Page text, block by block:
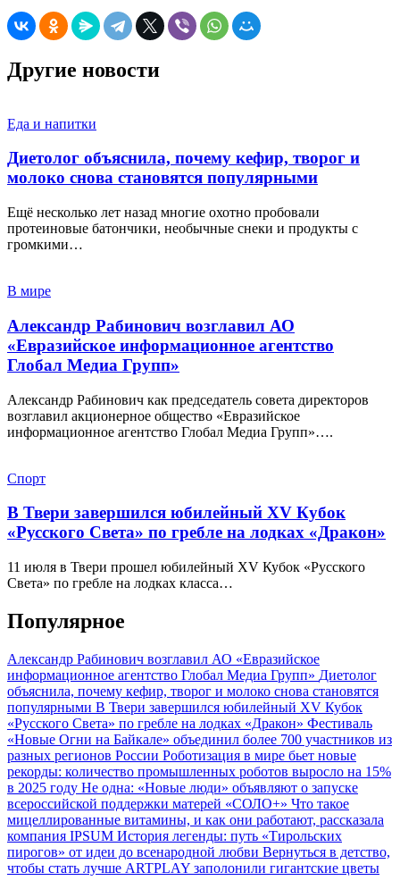
Другие новости
Еда и напитки
Диетолог объяснила, почему кефир, творог и
молоко снова становятся популярными
Ещё несколько лет назад многие охотно пробовали
протеиновые батончики, необычные снеки и продукты с
громкими…
В мире
Александр Рабинович возглавил АО
«Евразийское информационное агентство
Глобал Медиа Групп»
Александр Рабинович как председатель совета директоров
возглавил акционерное общество «Евразийское
информационное агентство Глобал Медиа Групп»….
Спорт
В Твери завершился юбилейный XV Кубок
«Русского Света» по гребле на лодках «Дракон»
11 июля в Твери прошел юбилейный XV Кубок «Русского
Света» по гребле на лодках класса…
Популярное
Александр Рабинович возглавил АО «Евразийское
информационное агентство Глобал Медиа Групп» Диетолог
объяснила, почему кефир, творог и молоко снова становятся
популярными В Твери завершился юбилейный XV Кубок
«Русского Света» по гребле на лодках «Дракон» Фестиваль
«Новые Огни на Байкале» объединил более 700 участников из
разных регионов России Роботизация в мире бьет новые
рекорды: количество промышленных роботов выросло на 15%
в 2025 году Не одна: «Новые люди» объявляют о запуске
всероссийской поддержки матерей «СОЛО+» Что такое
мицеллированные витамины, и как они работают, рассказала
компания IPSUM История легенды: путь «Тирольских
пирогов» от идеи до всенародной любви Вернуться в детство,
чтобы стать лучше ARTPLAY заполонили гигантские цветы